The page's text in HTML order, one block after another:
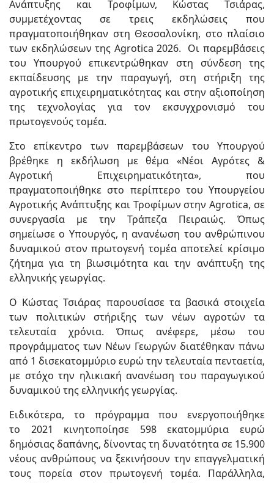
Ανάπτυξης και Τροφίμων, Κώστας Τσιάρας,
συμμετέχοντας σε τρεις εκδηλώσεις που
πραγματοποιήθηκαν στη Θεσσαλονίκη, στο πλαίσιο
των εκδηλώσεων της Agrotica 2026. Οι παρεμβάσεις
του Υπουργού επικεντρώθηκαν στη σύνδεση της
εκπαίδευσης με την παραγωγή, στη στήριξη της
αγροτικής επιχειρηματικότητας και στην αξιοποίηση
της τεχνολογίας για τον εκσυγχρονισμό του
πρωτογενούς τομέα.
Στο επίκεντρο των παρεμβάσεων του Υπουργού
βρέθηκε η εκδήλωση με θέμα «Νέοι Αγρότες &
Αγροτική Επιχειρηματικότητα», που
πραγματοποιήθηκε στο περίπτερο του Υπουργείου
Αγροτικής Ανάπτυξης και Τροφίμων στην Agrotica, σε
συνεργασία με την Τράπεζα Πειραιώς. Όπως
σημείωσε ο Υπουργός, η ανανέωση του ανθρώπινου
δυναμικού στον πρωτογενή τομέα αποτελεί κρίσιμο
ζήτημα για τη βιωσιμότητα και την ανάπτυξη της
ελληνικής γεωργίας.
Ο Κώστας Τσιάρας παρουσίασε τα βασικά στοιχεία
των πολιτικών στήριξης των νέων αγροτών τα
τελευταία χρόνια. Όπως ανέφερε, μέσω του
προγράμματος των Νέων Γεωργών διατέθηκαν πάνω
από 1 δισεκατομμύριο ευρώ την τελευταία πενταετία,
με στόχο την ηλικιακή ανανέωση του παραγωγικού
δυναμικού της ελληνικής γεωργίας.
Ειδικότερα, το πρόγραμμα που ενεργοποιήθηκε
το 2021 κινητοποίησε 598 εκατομμύρια ευρώ
δημόσιας δαπάνης, δίνοντας τη δυνατότητα σε 15.900
νέους ανθρώπους να ξεκινήσουν την επαγγελματική
τους πορεία στον πρωτογενή τομέα. Παράλληλα,